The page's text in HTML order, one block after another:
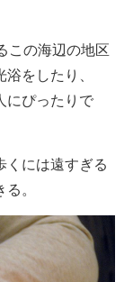
この海辺の地区
をしたり、
にぴったりで
くには遠すぎる
。